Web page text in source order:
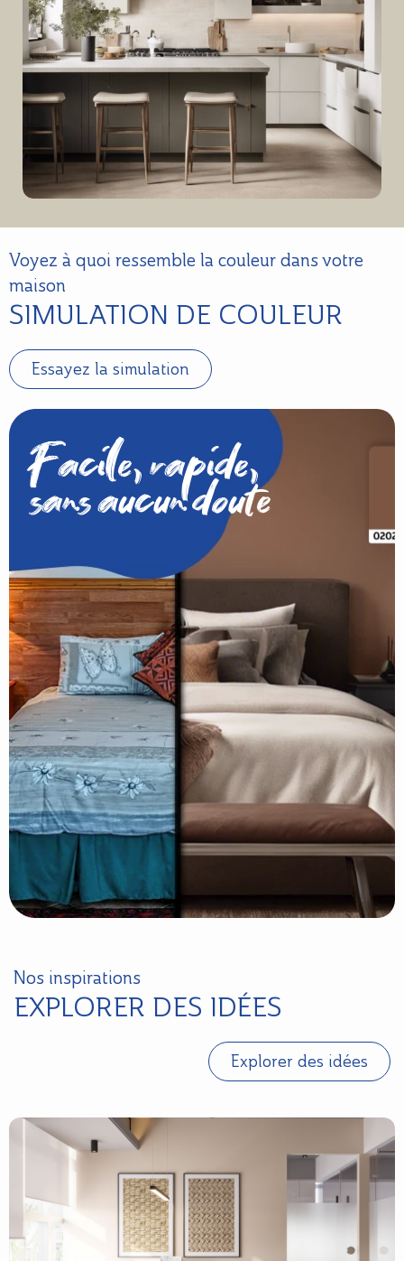
Voyez à quoi ressemble la couleur dans votre
maison
SIMULATION DE COULEUR
Essayez la simulation
Facile, rapide,
sans aucun doute
Nos inspirations
EXPLORER DES IDÉES
Explorer des idées